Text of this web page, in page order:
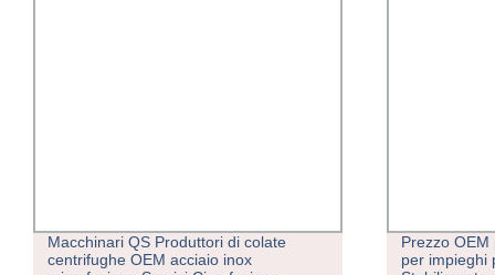
Macchinari QS Produttori di colate
centrifughe OEM acciaio inox
Prezzo OEM
per impieghi